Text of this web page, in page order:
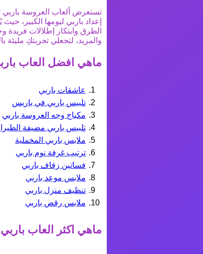
تستعرض ألعاب العروسة باربي
إعداد باربي ليومها الكبير،
الطرق وابتكار إطلالات فريدة
والمزيد، لتجعلي تجربتكِ مليئة
ماهي افضل العاب
عاشقات باربي
تلبيس باربي في باريس
مكياج وجه العروسة باربي
تلبيس باربي مضيفة
ملابس باربي المخملية
ترتيب غرفة نوم باربي
فساتين زفاف باربي
ملابس موعد باربي
تنظيف منزل باربي
ملابس رقص باربي
ماهي اكثر العاب باربي